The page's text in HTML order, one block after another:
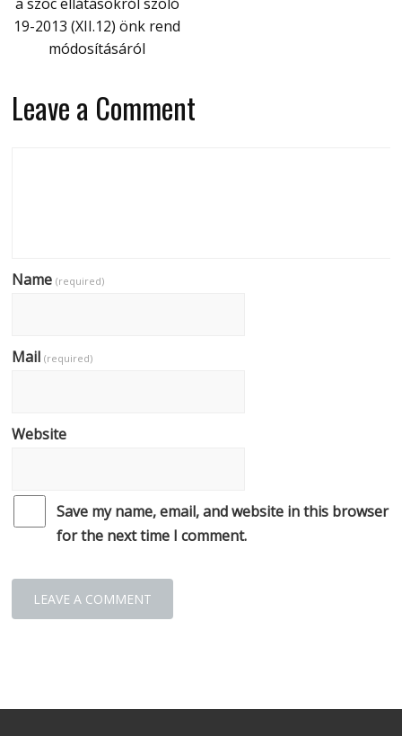
19-2013 (XII.12) önk rend
módosításáról
Leave a Comment
Name(required)
Mail(required)
Website
Save my name, email, and website in this browser
for the next time I comment.